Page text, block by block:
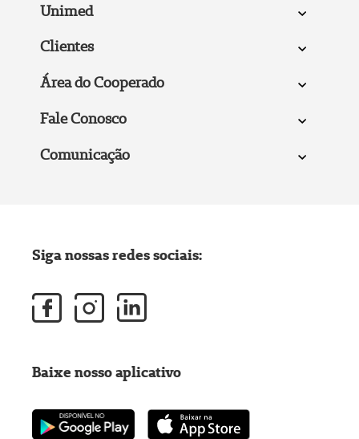
Unimed
Clientes
Área do Cooperado
Fale Conosco
Comunicação
Siga nossas redes sociais:
Baixe nosso aplicativo